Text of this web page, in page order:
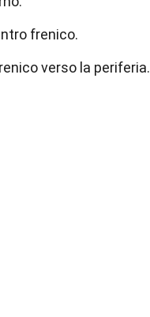
frenico.
verso la periferia.